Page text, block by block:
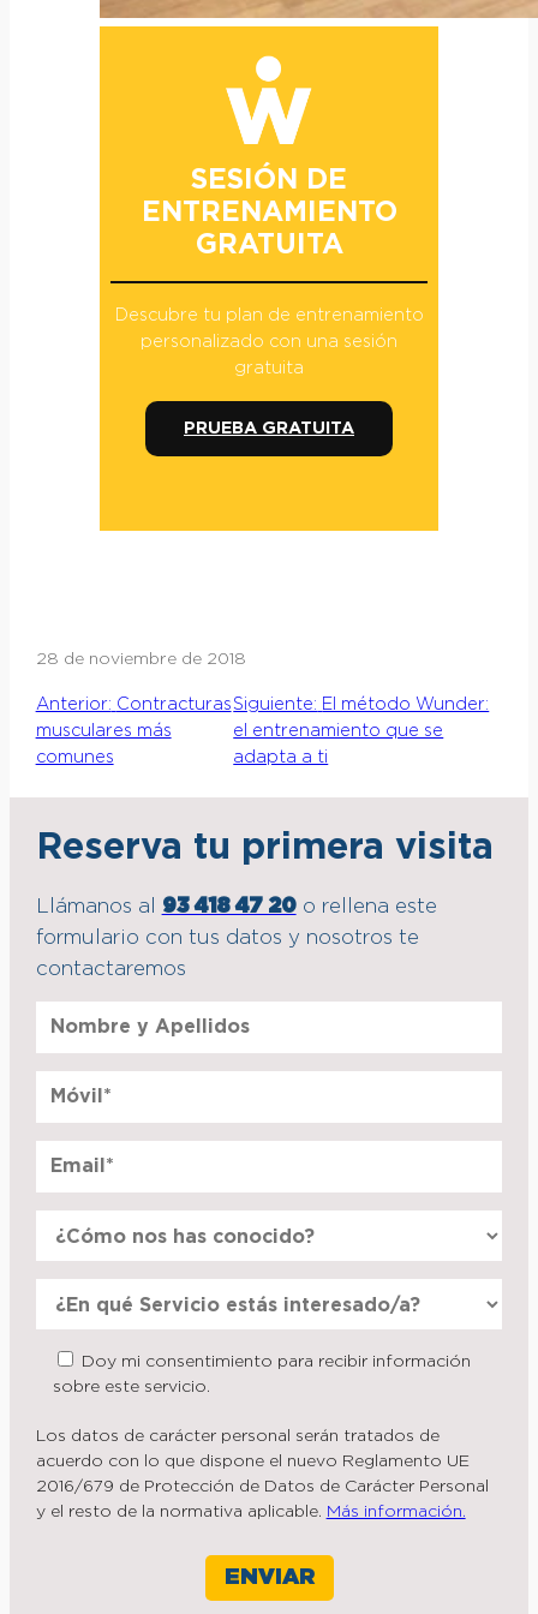
SESIÓN DE
ENTRENAMIENTO
GRATUITA
Descubre tu plan de entrenamiento
personalizado con una sesión
gratuita
PRUEBA GRATUITA
28 de noviembre de 2018
Anterior: Contracturas
musculares más
comunes
Siguiente: El método Wunder:
el entrenamiento que se
adapta a ti
Reserva tu primera visita
Llámanos al 93 418 47 20o rellena este
formulario con tus datos y nosotros te
contactaremos
Doy mi consentimiento para recibir información
sobre este servicio.
Los datos de carácter personal serán tratados de
acuerdo con lo que dispone el nuevo Reglamento UE
2016/679 de Protección de Datos de Carácter Personal
y el resto de la normativa aplicable. Más información.